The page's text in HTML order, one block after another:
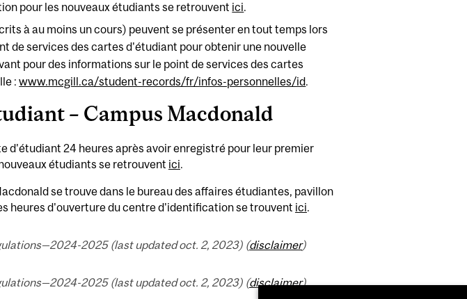
pour les nouveaux étudiants se retrouvent ici.
à au moins un cours) peuvent se présenter en tout temps lors
de services des cartes d'étudiant pour obtenir une nouvelle
pour des informations sur le point de services des cartes
:www.mcgill.ca/student-records/fr/infos-personnelles/id.
– Campus Macdonald
d'étudiant 24 heures après avoir enregistré pour leur premier
étudiants se retrouvent ici.
se trouve dans le bureau des affaires étudiantes, pavillon
heures d'ouverture du centre d'identification se trouvent ici
2025 (last updated oct. 2, 2023) (disclaimer)
2025 (last updated oct. 2, 2023) (disclaimer)